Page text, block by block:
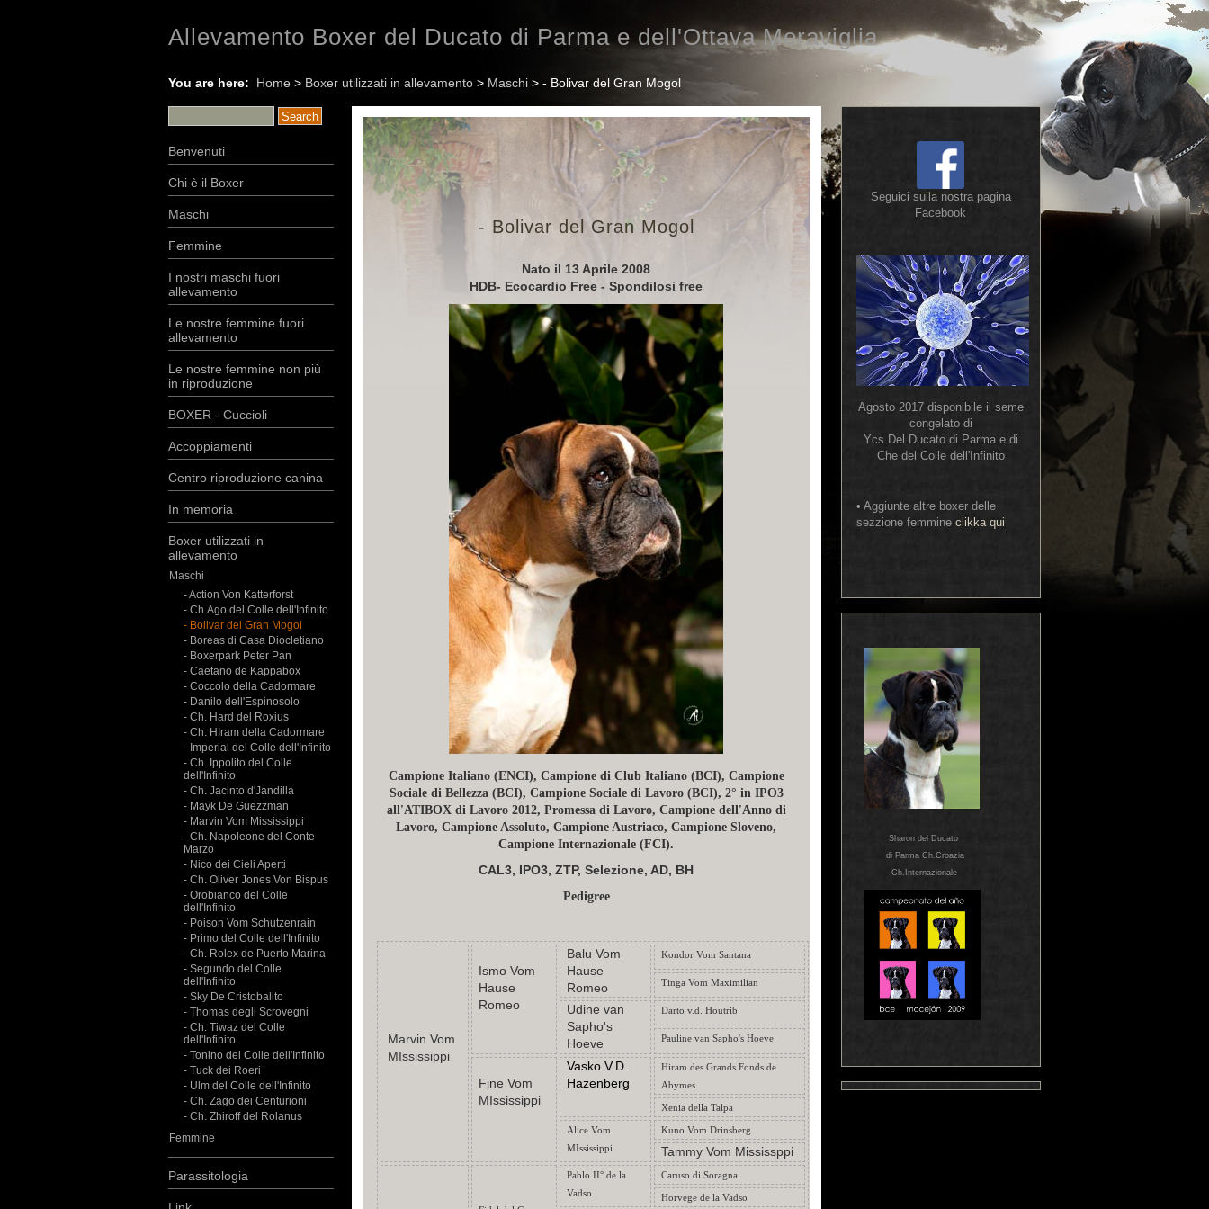
Allevamento Boxer del Ducato di Parma e dell'Ottava Meraviglia
You are here: Home > Boxer utilizzati in allevamento > Maschi > - Bolivar del Gran Mogol
Benvenuti
Chi è il Boxer
Maschi
Femmine
I nostri maschi fuori
allevamento
Le nostre femmine fuori
allevamento
Le nostre femmine non più
in riproduzione
BOXER - Cuccioli
Accoppiamenti
Centro riproduzione canina
In memoria
Boxer utilizzati in
allevamento
Maschi
- Action Von Katterforst
- Ch.Ago del Colle dell'Infinito
- Bolivar del Gran Mogol
- Boreas di Casa Diocletiano
- Boxerpark Peter Pan
- Caetano de Kappabox
- Coccolo della Cadormare
- Danilo dell'Espinosolo
- Ch. Hard del Roxius
- Ch. HIram della Cadormare
- Imperial del Colle dell'Infinito
- Ch. Ippolito del Colle
dell'Infinito
- Ch. Jacinto d'Jandilla
- Mayk De Guezzman
- Marvin Vom Mississippi
- Ch. Napoleone del Conte
Marzo
- Nico dei Cieli Aperti
- Ch. Oliver Jones Von Bispus
- Orobianco del Colle
dell'Infinito
- Poison Vom Schutzenrain
- Primo del Colle dell'Infinito
- Ch. Rolex de Puerto Marina
- Segundo del Colle
dell'Infinito
- Sky De Cristobalito
- Thomas degli Scrovegni
- Ch. Tiwaz del Colle
dell'Infinito
- Tonino del Colle dell'Infinito
- Tuck dei Roeri
- Ulm del Colle dell'Infinito
- Ch. Zago dei Centurioni
- Ch. Zhiroff del Rolanus
Femmine
Parassitologia
- Bolivar del Gran Mogol
Nato il 13 Aprile 2008
HDB- Ecocardio Free - Spondilosi free
Campione Italiano (ENCI), Campione di Club Italiano (BCI), Campione
Sociale di Bellezza (BCI), Campione Sociale di Lavoro (BCI), 2° in IPO3
all'ATIBOX di Lavoro 2012, Promessa di Lavoro, Campione dell'Anno di
Lavoro, Campione Assoluto, Campione Austriaco, Campione Sloveno,
Campione Internazionale (FCI).
CAL3, IPO3, ZTP, Selezione, AD, BH
Pedigree
Marvin Vom
MIssissippi
Ismo Vom
Hause
Romeo
Balu Vom
Hause
Romeo
Kondor Vom Santana
Tinga Vom Maximilian
Udine van
Sapho's
Hoeve
Darto v.d. Houtrib
Pauline van Sapho's Hoeve
Fine Vom
MIssissippi
Vasko V.D.
Hazenberg
Hiram des Grands Fonds de
Abymes
Xenia della Talpa
Alice Vom
MIssissippi
Kuno Vom Drinsberg
Tammy Vom Mississppi
Pablo II° de la
Vadso
Caruso di Soragna
Horvege de la Vadso
Seguici sulla nostra pagina
Facebook
Agosto 2017 disponibile il seme
congelato di
Ycs Del Ducato di Parma e di
Che del Colle dell'Infinito
• Aggiunte altre boxer delle
sezzione femmine clikka qui
Sharon del Ducato
di Parma Ch.Croazia
Ch.Internazionale